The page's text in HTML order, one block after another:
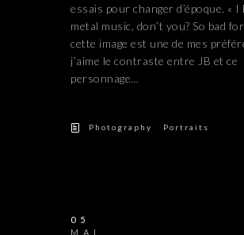
essais pour changer d’époque. « I
metal music, don’t you? So bad
cette image est une de mes
j’aime le contraste entre JB et ce
personnage…
Photography Portraits
05
MAI